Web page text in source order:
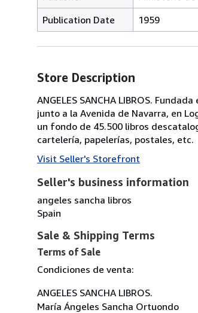
Publication Date
1959
Store Description
ANGELES SANCHA LIBROS.
junto a la Avenida de Navarra, en
un fondo de 45.500 libros
cartelería, papelerías, postales, etc.
Visit Seller's Storefront
Seller's business information
angeles sancha libros
Spain
Sale & Shipping Terms
Terms of Sale
Condiciones de venta:
ANGELES SANCHA LIBROS.
María Ángeles Sancha Ortuondo